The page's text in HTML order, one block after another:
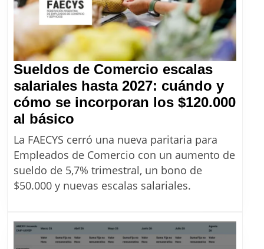
2026
Sueldos de Comercio escalas
salariales hasta 2027: cuándo y
cómo se incorporan los $120.000
al básico
de
Comercio
escalas
salariales
cuándo
La FAECYS cerró una nueva paritaria para
Empleados de Comercio con un aumento de
sueldo de 5,7% trimestral, un bono de
$50.000 y nuevas escalas salariales.